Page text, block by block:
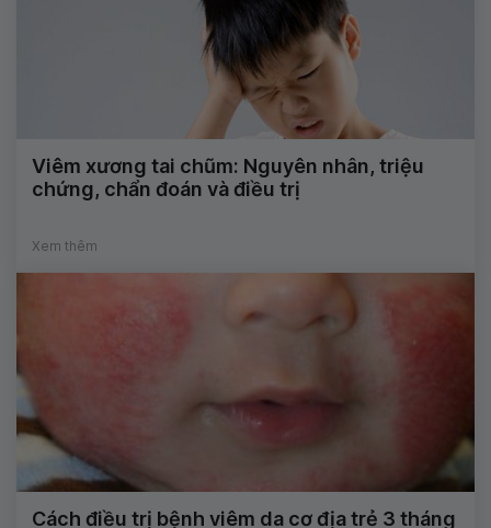
Viêm xương tai chũm: Nguyên nhân, triệu
chứng, chẩn đoán và điều trị
Xem thêm
Cách điều trị bệnh viêm da cơ địa trẻ 3 tháng